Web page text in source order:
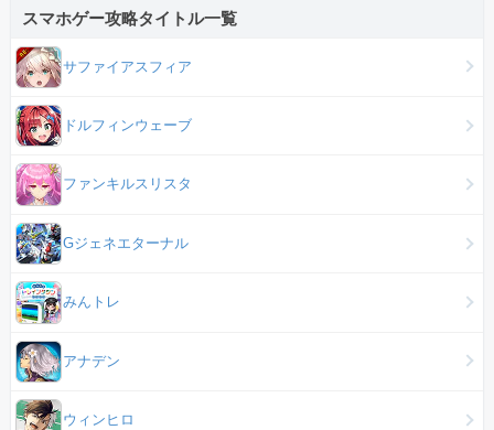
スマホゲー攻略タイトル一覧
サファイアスフィア
ドルフィンウェーブ
ファンキルスリスタ
Gジェネエターナル
みんトレ
アナデン
ウィンヒロ